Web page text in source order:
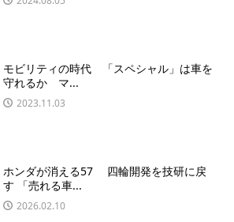
モビリティの時代 「スペシャル」は車を
守れるか マ...
2023.11.03
ホンダが消える57 四輪開発を技研に戻
す 「売れる車...
2026.02.10